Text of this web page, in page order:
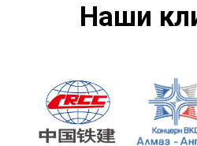
Наши